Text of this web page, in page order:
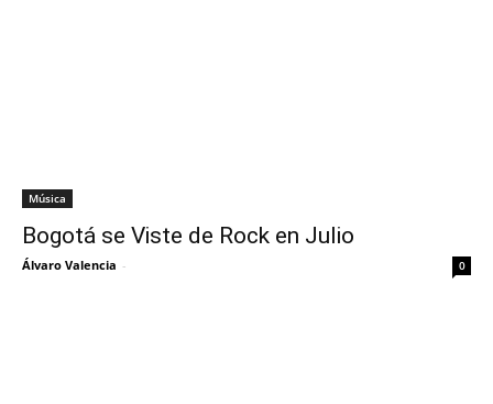
Música
Bogotá se Viste de Rock en Julio
Álvaro Valencia - 0